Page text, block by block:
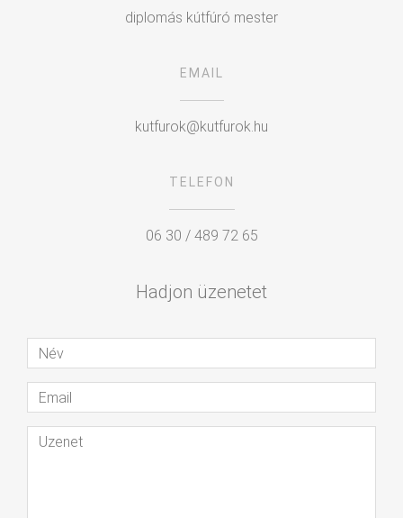
diplomás kútfúró mester
EMAIL
kutfurok@kutfurok.hu
TELEFON
06 30 / 489 72 65
Hadjon üzenetet